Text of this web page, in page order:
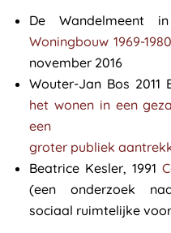
De Wandelmeent
Woningbouw 1969-1980
november 2016
Wouter-Jan Bos 2011
het wonen in een
een
groter publiek
Beatrice Kesler, 1991
(een onderzoek
sociaal ruimtelijke